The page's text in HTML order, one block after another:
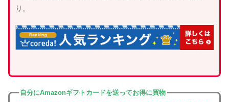
り。
自分にAmazonギフトカードを送ってお得に買物